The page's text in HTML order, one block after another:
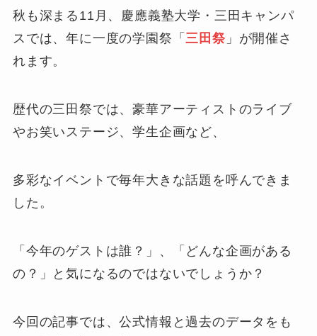
秋も深まる11月、慶應義塾大学・三田キャンパ
スでは、年に一度の学園祭「三田祭 」が開催さ
れます。
歴代の三田祭では、豪華アーティストのライブ
やお笑いステージ、学生企画など、
多彩なイベントで毎年大きな話題を呼んできま
した。
「今年のゲストは誰？」、「どんな企画がある
の？」と気になるのではないでしょうか？
今回の記事では、公式情報と過去のデータをも